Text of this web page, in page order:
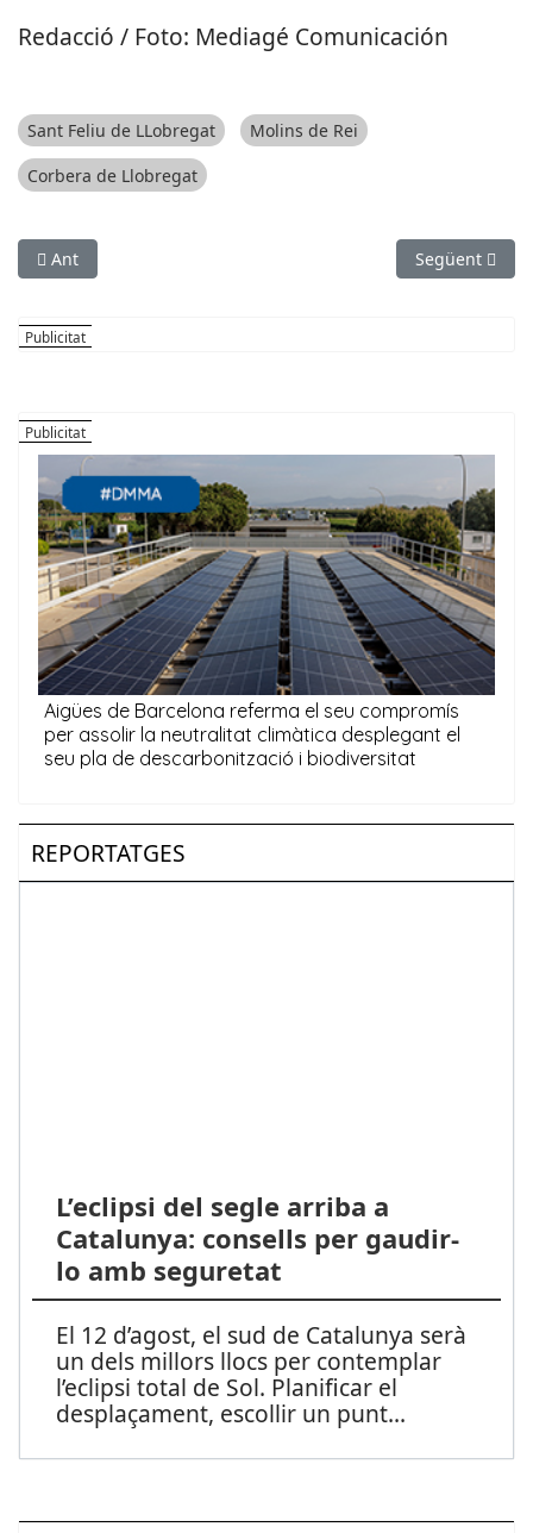
Redacció / Foto: Mediagé Comunicación
Sant Feliu de LLobregat
Molins de Rei
Corbera de Llobregat
Article anterior: SOCIETAT: L’Ajuntament de Castellví
Ant Article
Següent
REPORTATGES
L’eclipsi del segle arriba a
Catalunya: consells per gaudir-
lo amb seguretat
El 12 d’agost, el sud de Catalunya serà
un dels millors llocs per contemplar
l’eclipsi total de Sol. Planificar el
desplaçament, escollir un punt...